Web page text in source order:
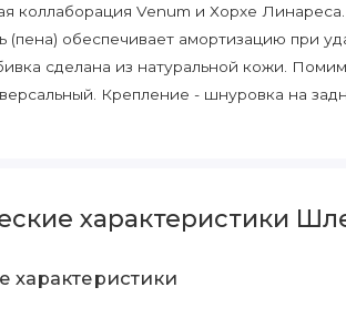
коллаборация Venum и Хорхе
(пена) обеспечивает амортизацию при
сделана из натуральной кожи.
Крепление - шнуровка на
характеристики
характеристики